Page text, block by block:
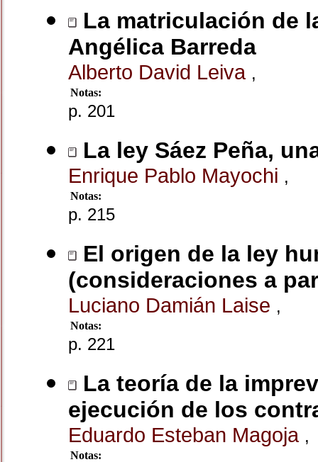
La matriculación de
Angélica Barreda
Alberto David Leiva ,
Notas:
p. 201
La ley Sáez Peña,
Enrique Pablo Mayochi ,
Notas:
p. 215
El origen de la ley
(consideraciones a
Luciano Damián Laise ,
Notas:
p. 221
La teoría de la
ejecución de los
Eduardo Esteban Magoja ,
Notas: